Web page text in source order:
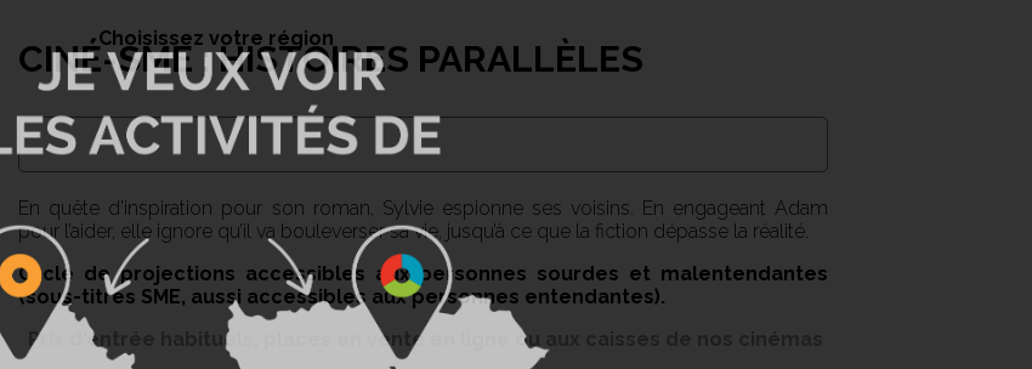
CINÉ-SME : HISTOIRES PARALLÈLES
En quête d’inspiration pour son roman, Sylvie espionne ses voisins. En engageant Adam
pour l’aider, elle ignore qu’il va bouleverser sa vie, jusqu’à ce que la fiction dépasse la réalité.
Cycle de projections accessibles aux personnes sourdes et malentendantes
(sous-titres SME, aussi accessibles aux personnes entendantes).
Prix d'entrée habituels, places en vente en ligne ou aux caisses de nos cinémas
Choisissez votre région